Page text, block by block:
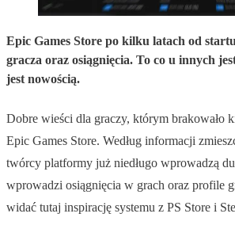
Epic Games Store po kilku latach od
gracza oraz osiągnięcia. To co u innych
jest nowością.
Dobre wieści dla graczy, którym brakowało
Epic Games Store. Według informacji
twórcy platformy już niedługo wprowadzą
wprowadzi osiągnięcia w grach oraz profile
widać tutaj inspirację systemu z PS Store i